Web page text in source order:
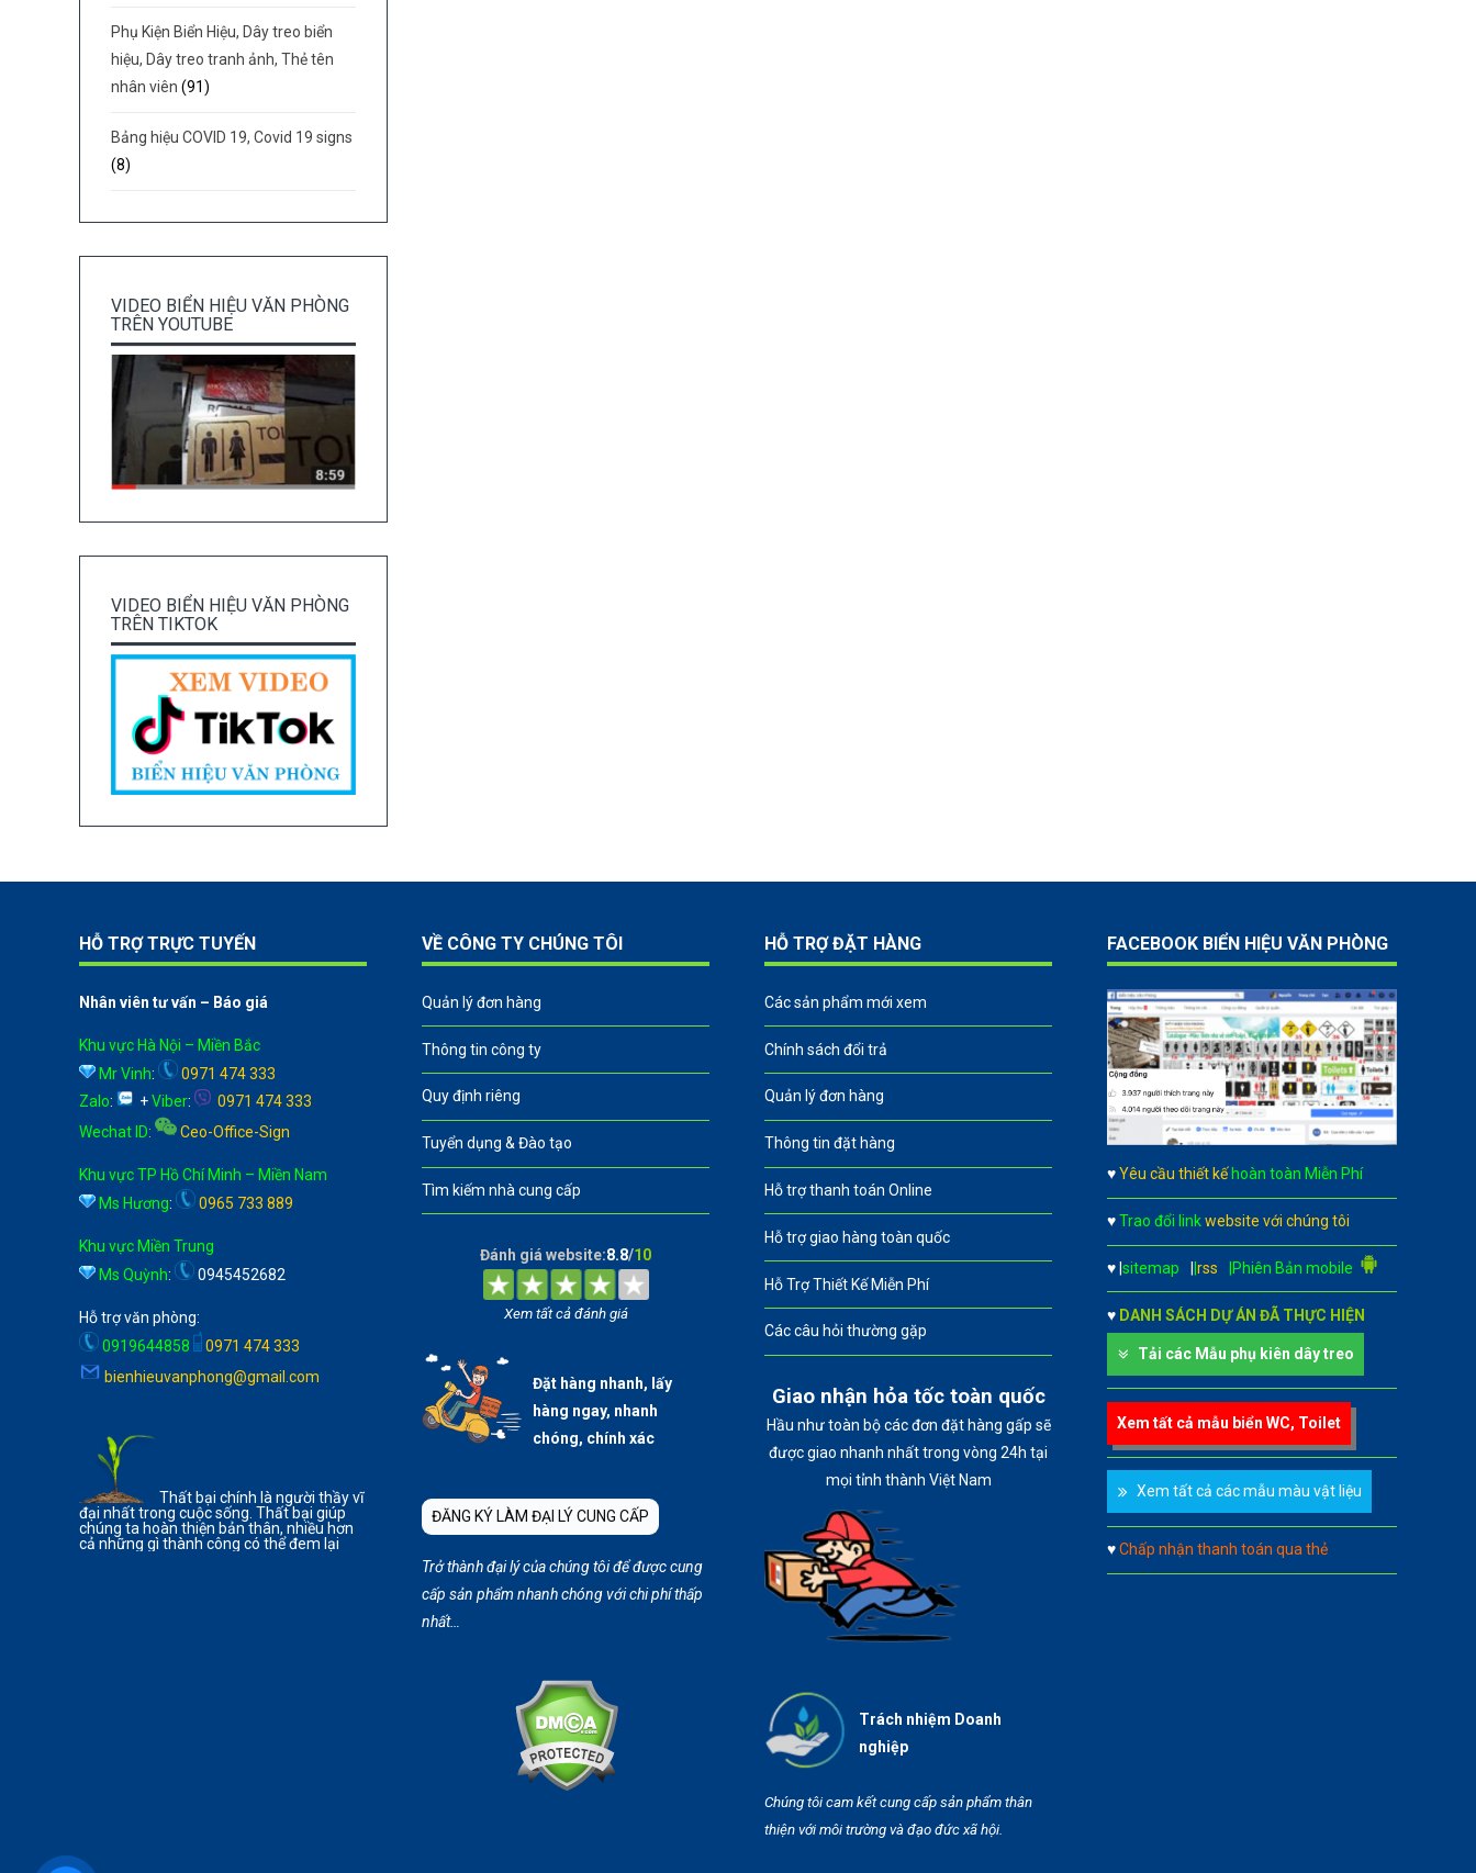
Phụ Kiện Biển Hiệu, Dây treo biển
hiệu, Dây treo tranh ảnh, Thẻ tên
nhân viên (91)
Bảng hiệu COVID 19, Covid 19 signs
(8)
VIDEO BIỂN HIỆU VĂN PHÒNG
TRÊN YOUTUBE
VIDEO BIỂN HIỆU VĂN PHÒNG
TRÊN TIKTOK
HỖ TRỢ TRỰC TUYẾN
Nhân viên tư vấn – Báo giá
Khu vực Hà Nội – Miền Bắc
Mr Vinh:
0971 474 333
Zalo: +Viber:
0971 474 333
Wechat ID: Ceo-Office-Sign
Khu vực TP Hồ Chí Minh – Miền Nam
Ms Hương: 0965 733 889
Khu vực Miền Trung
Ms Quỳnh: 0945452682
Hỗ trợ văn phòng:
0919644858
0971 474 333
bienhieuvanphong@gmail.com
Thất bại chính là người thầy vĩ
đại nhất trong cuộc sống. Thất bại giúp
chúng ta hoàn thiện bản thân, nhiều hơn
cả những gì thành công có thể đem lại
VỀ CÔNG TY CHÚNG TÔI
Quản lý đơn hàng
Thông tin công ty
Quy định riêng
Tuyển dụng & Đào tạo
Tìm kiếm nhà cung cấp
Đánh giá website:8.8/10
Xem tất cả đánh giá
Đặt hàng nhanh, lấy
hàng ngay, nhanh
chóng, chính xác
ĐĂNG KÝ LÀM ĐẠI LÝ CUNG CẤP
Trở thành đại lý của chúng tôi để được cung
cấp sản phẩm nhanh chóng với chi phí thấp
nhất…
HỖ TRỢ ĐẶT HÀNG
Các sản phẩm mới xem
Chính sách đổi trả
Quản lý đơn hàng
Thông tin đặt hàng
Hỗ trợ thanh toán Online
Hỗ trợ giao hàng toàn quốc
Hỗ Trợ Thiết Kế Miễn Phí
Các câu hỏi thường gặp
Giao nhận hỏa tốc toàn quốc
Hầu như toàn bộ các đơn đặt hàng gấp sẽ
được giao nhanh nhất trong vòng 24h tại
mọi tỉnh thành Việt Nam
Trách nhiệm Doanh
nghiệp
Chúng tôi cam kết cung cấp sản phẩm thân
thiện với môi trường và đạo đức xã hội.
FACEBOOK BIỂN HIỆU VĂN PHÒNG
♥Yêu cầu thiết kế hoàn toàn Miễn Phí
♥Trao đổi linkwebsite với chúng tôi
♥ sitemap rss |Phiên Bản mobile
♥ DANH SÁCH DỰ ÁN ĐÃ THỰC HIỆN
Tải các Mẫu phụ kiên dây treo
Xem tất cả mẫu biển WC, Toilet
Xem tất cả các mẫu màu vật liệu
♥Chấp nhận thanh toán qua thẻ